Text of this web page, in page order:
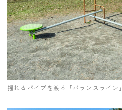
揺れるパイプを渡る「バランスライン」